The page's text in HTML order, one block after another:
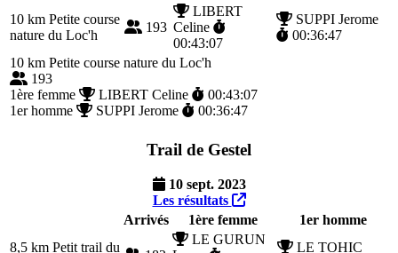
10 km Petite course
nature du Loc'h
193
LIBERT
Celine
00:43:07
SUPPI Jerome
00:36:47
10 km Petite course nature du Loc'h
193
1ère femme
LIBERT Celine
00:43:07
1er homme
SUPPI Jerome 00:36:47
Trail de Gestel
10 sept. 2023
Les résultats
Arrivés
1ère femme
1er homme
8,5 km Petit trail du
LE GURUN
LE TOHIC